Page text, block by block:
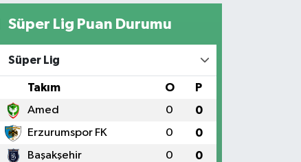
Süper Lig Puan Durumu
Süper Lig
Takım O P
Amed 0 0
Erzurumspor FK 0 0
Başakşehir 0 0